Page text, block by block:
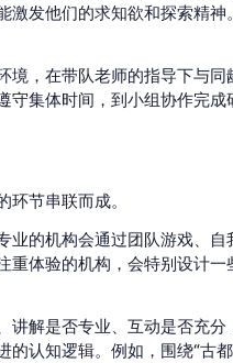
发他们的求知欲和探索精神
，在带队老师的指导下与
集体时间，到小组协作完
节串联而成。
的机构会通过团队游戏、自
体验的机构，会特别设计
解是否专业、互动是否充分
认知逻辑。例如，围绕“古